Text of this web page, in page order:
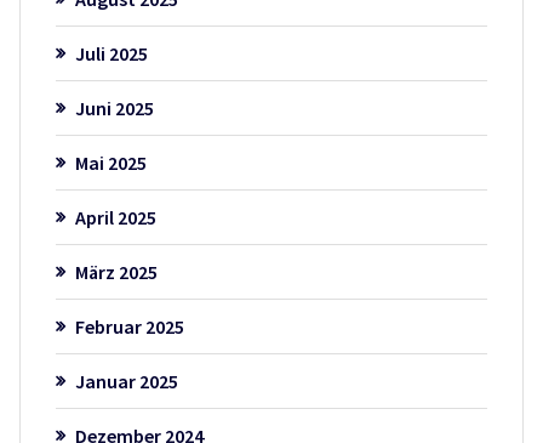
Juli 2025
Juni 2025
Mai 2025
April 2025
März 2025
Februar 2025
Januar 2025
Dezember 2024